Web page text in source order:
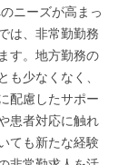
ニーズが高まっ
は、非常勤勤務
す。地方勤務の
も少なくなく、
配慮したサポー
患者対応に触れ
ても新たな経験